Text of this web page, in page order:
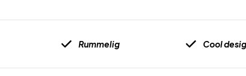
Rummelig Cool